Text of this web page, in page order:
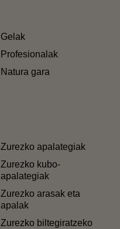
Gelak
Profesionalak
Natura gara
Zurezko apalategiak
Zurezko kubo-
apalategiak
Zurezko arasak eta
apalak
Zurezko biltegiratzeko